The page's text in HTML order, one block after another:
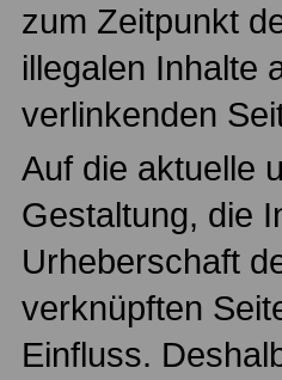
zum Zeitpunkt
illegalen Inhalte
verlinkenden
Auf die aktuelle
Gestaltung, die
Urheberschaft
verknüpften
Einfluss.